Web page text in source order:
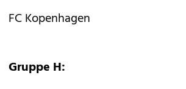
FC Kopenhagen
Gruppe H: